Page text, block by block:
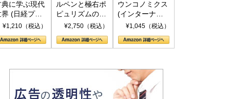
典に学ぶ現代
界 (日経プレ
アシリーズ)
¥1,210（税込）
ルペンと極右ポ
ピュリズムの時
代：〈ヤヌス〉
¥2,750（税込）
ウンコノミクス
(インターナシ
ョナル新書)
¥1,045（税込）